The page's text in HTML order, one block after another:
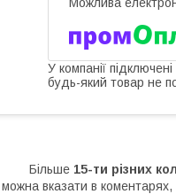
У компанії
будь-який товар не
Більше 15-ти різних
можна вказати в